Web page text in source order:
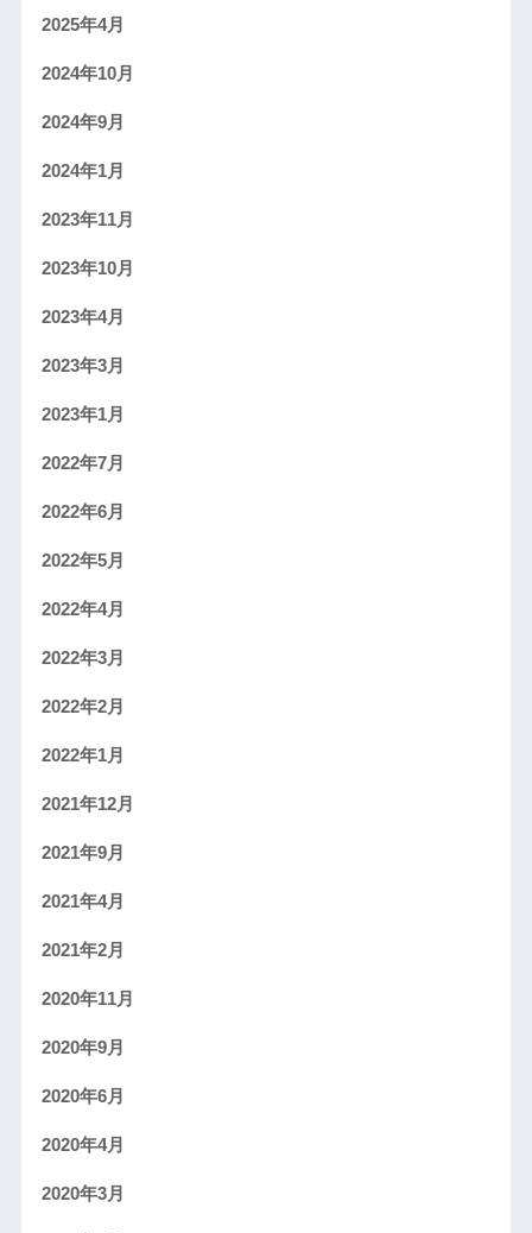
2025年4月
2024年10月
2024年9月
2024年1月
2023年11月
2023年10月
2023年4月
2023年3月
2023年1月
2022年7月
2022年6月
2022年5月
2022年4月
2022年3月
2022年2月
2022年1月
2021年12月
2021年9月
2021年4月
2021年2月
2020年11月
2020年9月
2020年6月
2020年4月
2020年3月